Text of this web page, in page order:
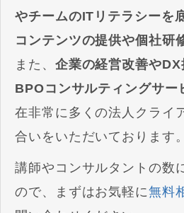
やチームのITリテラシーを
コンテンツの提供や個社研
また、 企業の経営改善や
BPOコンサルティングサー
在非常に多くの法人クライ
合いをいただいております。
講師やコンサルタントの数
ので、まずはお気軽に無料